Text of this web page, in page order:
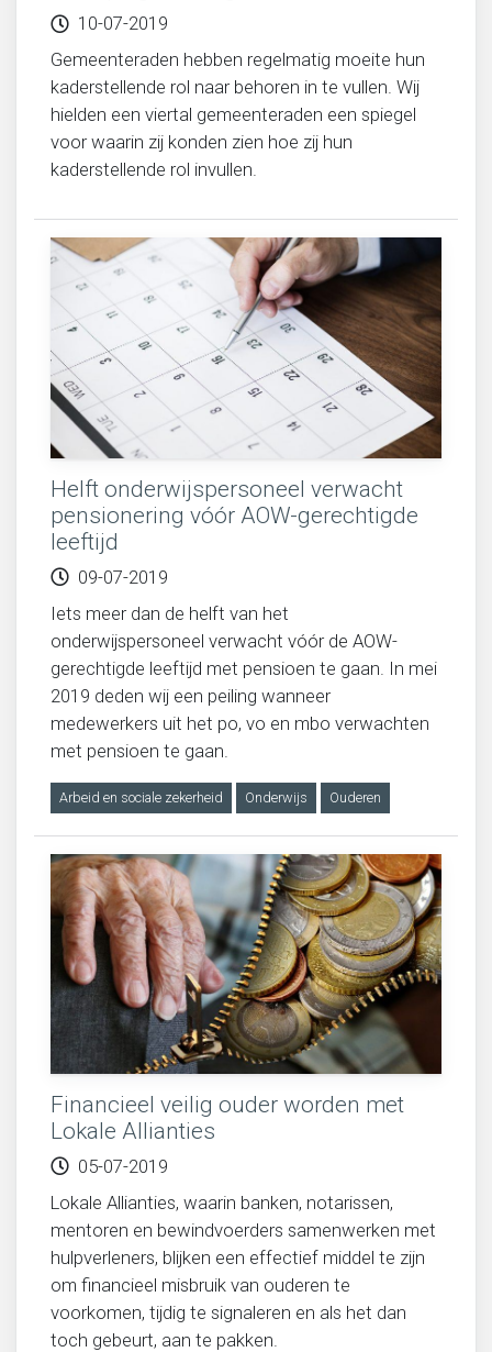
Migratie, integratie en diversiteit
Onderwijs
Ouderen
Sociaal domein
Veiligheid en recht
10-07-2019
Gemeenteraden hebben regelmatig moeite hun
kaderstellende rol naar behoren in te vullen. Wij
hielden een viertal gemeenteraden een spiegel
voor waarin zij konden zien hoe zij hun
kaderstellende rol invullen.
Helft onderwijspersoneel verwacht
pensionering vóór AOW-gerechtigde
leeftijd
09-07-2019
Iets meer dan de helft van het
onderwijspersoneel verwacht vóór de AOW-
gerechtigde leeftijd met pensioen te gaan. In mei
2019 deden wij een peiling wanneer
medewerkers uit het po, vo en mbo verwachten
met pensioen te gaan.
Arbeid en sociale zekerheid Onderwijs Ouderen
Financieel veilig ouder worden met
Lokale Allianties
05-07-2019
Lokale Allianties, waarin banken, notarissen,
mentoren en bewindvoerders samenwerken met
hulpverleners, blijken een effectief middel te zijn
om financieel misbruik van ouderen te
voorkomen, tijdig te signaleren en als het dan
toch gebeurt, aan te pakken.